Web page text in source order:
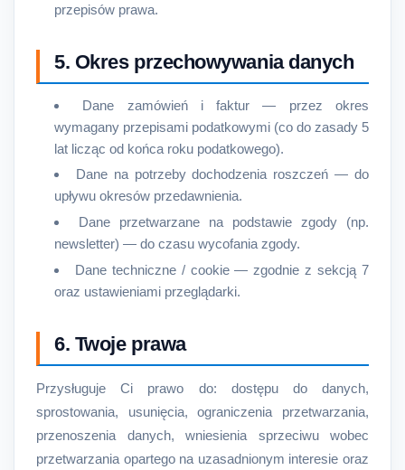
przepisów prawa.
5. Okres przechowywania danych
Dane zamówień i faktur — przez okres
wymagany przepisami podatkowymi (co do zasady 5
lat licząc od końca roku podatkowego).
Dane na potrzeby dochodzenia roszczeń — do
upływu okresów przedawnienia.
Dane przetwarzane na podstawie zgody (np.
newsletter) — do czasu wycofania zgody.
Dane techniczne / cookie — zgodnie z sekcją 7
oraz ustawieniami przeglądarki.
6. Twoje prawa
Przysługuje Ci prawo do: dostępu do danych,
sprostowania, usunięcia, ograniczenia przetwarzania,
przenoszenia danych, wniesienia sprzeciwu wobec
przetwarzania opartego na uzasadnionym interesie oraz